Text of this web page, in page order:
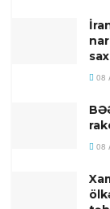
08
08